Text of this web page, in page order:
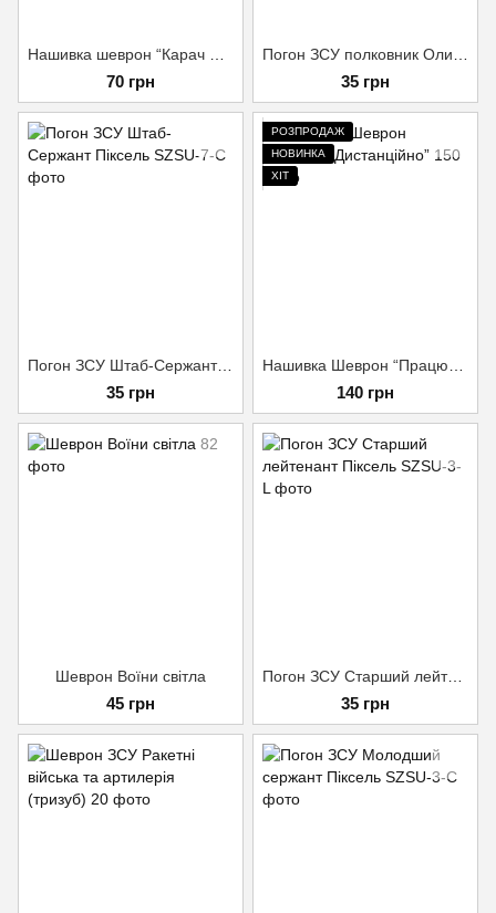
70 грн 35 грн
Погон ЗСУ Штаб-Сержант Піксель
35 грн
РОЗПРОДАЖ
НОВИНКА
ХІТ
140 грн
Шеврон Воїни світла
45 грн
Погон ЗСУ Старший лейтенант Піксель
35 грн